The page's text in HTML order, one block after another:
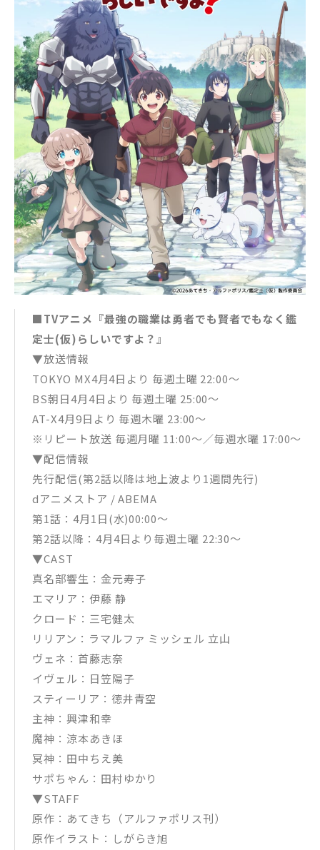
■TVアニメ『最強の職業は勇者でも賢者でもなく鑑
定士(仮)らしいですよ？』
▼放送情報
TOKYO MX4⽉4⽇より 毎週⼟曜 22:00〜
BS朝⽇4⽉4⽇より 毎週⼟曜 25:00〜
AT-X4⽉9⽇より 毎週⽊曜 23:00〜
※リピート放送 毎週⽉曜 11:00〜／毎週⽔曜 17:00〜
▼配信情報
先⾏配信(第2話以降は地上波より1週間先⾏)
dアニメストア / ABEMA
第1話：4⽉1⽇(⽔)00:00〜
第2話以降：4⽉4⽇より毎週⼟曜 22:30〜
▼CAST
真名部響生：金元寿子
エマリア：伊藤 静
クロード：三宅健太
リリアン：ラマルファ ミッシェル 立山
ヴェネ：首藤志奈
イヴェル：日笠陽子
スティーリア：徳井青空
主神：興津和幸
魔神：涼本あきほ
冥神：田中ちえ美
サポちゃん：田村ゆかり
▼STAFF
原作：あてきち（アルファポリス刊）
原作イラスト：しがらき旭